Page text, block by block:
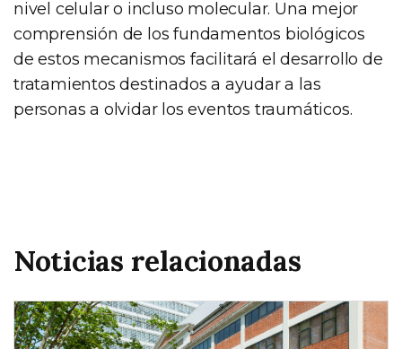
nivel celular o incluso molecular. Una mejor
comprensión de los fundamentos biológicos
de estos mecanismos facilitará el desarrollo de
tratamientos destinados a ayudar a las
personas a olvidar los eventos traumáticos.
Noticias relacionadas